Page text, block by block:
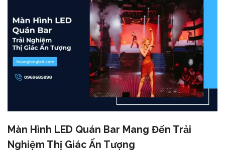
Màn Hình LED Quán Bar Mang Đến Trải
Nghiệm Thị Giác Ấn Tượng